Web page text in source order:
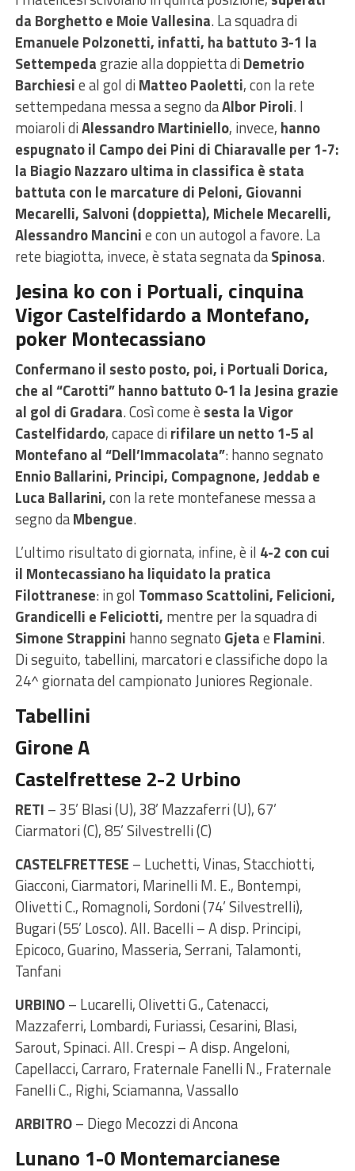
da Borghetto e Moie Vallesina. La squadra di
Emanuele Polzonetti, infatti, ha battuto 3-1 la
Settempedagrazie alla doppietta diDemetrio
Barchiesie al gol diMatteo Paoletti, con la rete
settempedana messa a segno daAlbor Piroli. I
moiaroli diAlessandro Martiniello, invece, hanno
espugnato il Campo dei Pini di Chiaravalle per 1-7:
la Biagio Nazzaro ultima in classifica è stata
battuta con le marcature di Peloni, Giovanni
Mecarelli, Salvoni (doppietta), Michele Mecarelli,
Alessandro Mancinie con un autogol a favore. La
rete biagiotta, invece, è stata segnata daSpinosa.
Jesina ko con i Portuali, cinquina
Vigor Castelfidardo a Montefano,
poker Montecassiano
Confermano il sesto posto, poi, i Portuali Dorica,
che al “Carotti” hanno battuto 0-1 la Jesina grazie
al gol di Gradara. Così come è sesta la Vigor
Castelfidardo, capace dirifilare un netto 1-5 al
Montefano al “Dell’Immacolata”: hanno segnato
Ennio Ballarini, Principi, Compagnone, Jeddab e
Luca Ballarini,con la rete montefanese messa a
segno daMbengue.
L’ultimo risultato di giornata, infine, è il 4-2 con cui
il Montecassiano ha liquidato la pratica
Filottranese: in gol Tommaso Scattolini, Felicioni,
Grandicelli e Feliciotti, mentre per la squadra di
Simone Strappini hanno segnato Gjetae Flamini.
Di seguito, tabellini, marcatori e classifiche dopo la
24^ giornata del campionato Juniores Regionale.
Tabellini
Girone A
Castelfrettese 2-2 Urbino
RETI – 35’ Blasi (U), 38’ Mazzaferri (U), 67’
Ciarmatori (C), 85’ Silvestrelli (C)
CASTELFRETTESE – Luchetti, Vinas, Stacchiotti,
Giacconi, Ciarmatori, Marinelli M. E., Bontempi,
Olivetti C., Romagnoli, Sordoni (74’ Silvestrelli),
Bugari (55’ Losco). All. Bacelli – A disp. Principi,
Epicoco, Guarino, Masseria, Serrani, Talamonti,
Tanfani
URBINO– Lucarelli, Olivetti G., Catenacci,
Mazzaferri, Lombardi, Furiassi, Cesarini, Blasi,
Sarout, Spinaci. All. Crespi – A disp. Angeloni,
Capellacci, Carraro, Fraternale Fanelli N., Fraternale
Fanelli C., Righi, Sciamanna, Vassallo
ARBITRO– Diego Mecozzi di Ancona
Lunano 1-0 Montemarcianese